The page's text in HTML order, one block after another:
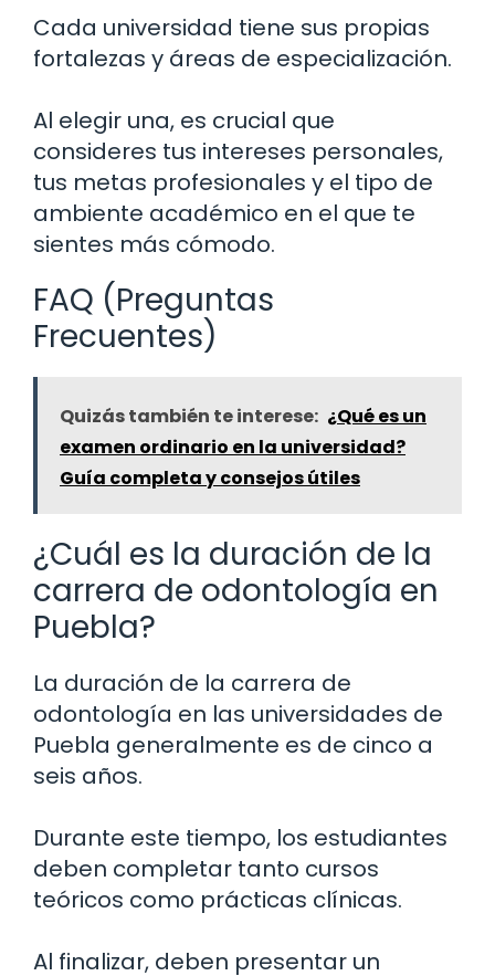
Cada universidad tiene sus propias
fortalezas y áreas de especialización.
Al elegir una, es crucial que
consideres tus intereses personales,
tus metas profesionales y el tipo de
ambiente académico en el que te
sientes más cómodo.
FAQ (Preguntas
Frecuentes)
Quizás también te interese: ¿Qué es un
examen ordinario en la universidad?
Guía completa y consejos útiles
¿Cuál es la duración de la
carrera de odontología en
Puebla?
La duración de la carrera de
odontología en las universidades de
Puebla generalmente es de cinco a
seis años.
Durante este tiempo, los estudiantes
deben completar tanto cursos
teóricos como prácticas clínicas.
Al finalizar, deben presentar un